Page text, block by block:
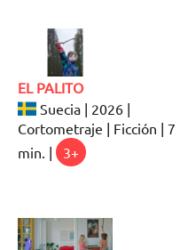
EL PALITO
Suecia | 2026 |
Cortometraje | Ficción | 7
min. |
3+